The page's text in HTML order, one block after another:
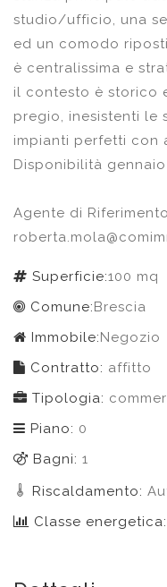
studio/ufficio, una
ed un comodo
è centralissima e
il contesto è storico
pregio, inesistenti le
impianti perfetti con
Disponibilità gennaio
Agente di
Superficie:100 mq
Comune:Brescia
Immobile:Negozio
Contratto: affitto
Tipologia:
Piano: 0
Bagni: 1
Riscaldamento:
Classe energetica: